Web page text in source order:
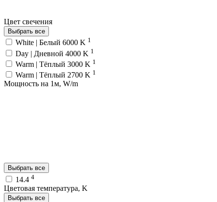
Цвет свечения
Выбрать все
White | Белый 6000 K 1
Day | Дневной 4000 K 1
Warm | Тёплый 3000 K 1
Warm | Тёплый 2700 K 1
Мощность на 1м, W/m
Выбрать все
14.4 4
Цветовая температура, K
Выбрать все